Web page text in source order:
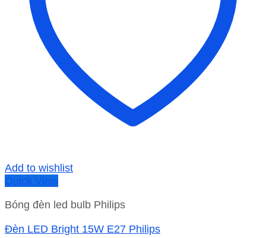
Add to wishlist
Quick View
Bóng đèn led bulb Philips
Đèn LED Bright 15W E27 Philips